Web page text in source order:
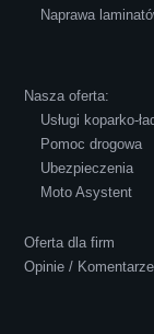
Polecam S-
Naprawa
Nasza oferta:
Usługi koparko-
Pomoc drogowa
Ubezpieczenia
Moto Asystent
Oferta dla firm
Opinie / Komentarze